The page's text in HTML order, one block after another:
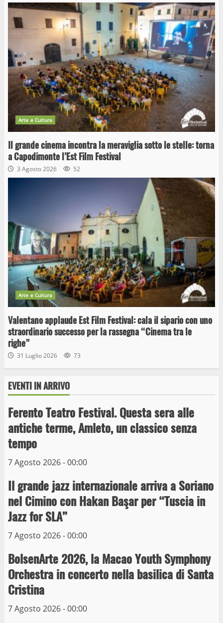
Arte e Cultura
Il grande cinema incontra la meraviglia sotto le stelle: torna
a Capodimonte l’Est Film Festival
3 Agosto 2026 52
Arte e Cultura
Valentano applaude Est Film Festival: cala il sipario con uno
straordinario successo per la rassegna “Cinema tra le
righe”
31 Luglio 2026 73
EVENTI IN ARRIVO
Ferento Teatro Festival. Questa sera alle
antiche terme, Amleto, un classico senza
tempo
7 Agosto 2026 - 00:00
Il grande jazz internazionale arriva a Soriano
nel Cimino con Hakan Başar per “Tuscia in
Jazz for SLA”
7 Agosto 2026 - 00:00
BolsenArte 2026, la Macao Youth Symphony
Orchestra in concerto nella basilica di Santa
Cristina
7 Agosto 2026 - 00:00
9 Maggio 2023
4
La Polizia di Stato arresta il ladro seriale
10 Maggio 2023
Prorogata la mostra dei bozzetti di
Michelangelo Buonarroti ospitata al